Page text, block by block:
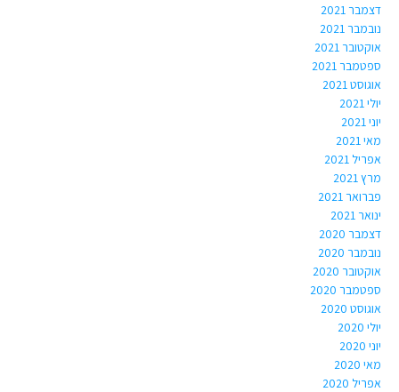
דצמבר 2021
נובמבר 2021
אוקטובר 2021
ספטמבר 2021
אוגוסט 2021
יולי 2021
יוני 2021
מאי 2021
אפריל 2021
מרץ 2021
פברואר 2021
ינואר 2021
דצמבר 2020
נובמבר 2020
אוקטובר 2020
ספטמבר 2020
אוגוסט 2020
יולי 2020
יוני 2020
מאי 2020
אפריל 2020